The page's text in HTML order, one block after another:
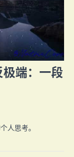
端：一段
人思考。